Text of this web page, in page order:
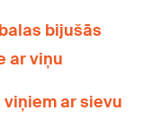
bijušās
ar viņu
ar sievu